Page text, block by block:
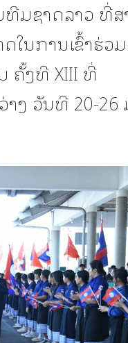
ມຊາດລາວ ທີ່ສ
ນການເຂົ້າຮ່ວ
ຄັ້ງທີ XIII ທີ່
າງ ວັນທີ 20-